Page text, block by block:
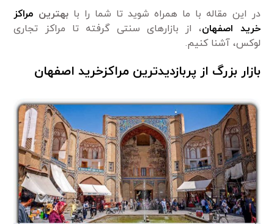
در این مقاله با ما همراه شوید تا شما را بابهترین مراکز
خرید اصفهان، از بازارهای سنتی گرفته تا مراکز تجاری
لوکس، آشنا کنیم.
بازار بزرگ از پربازدیدترین مراکزخرید اصفهان